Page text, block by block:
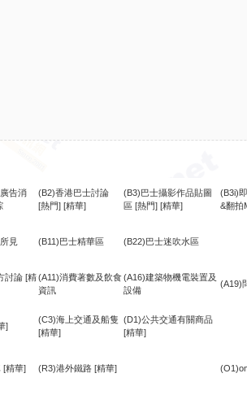
告消
(B2)香港巴士討論
[熱門] [精華]
(B3)巴士攝影作品貼圖
區 [熱門] [精華]
(B3i)
&翻拍
見 (B11)巴士精華區 (B22)巴士迷吹水區
討論 [精(A11)消費著數及飲食
資訊
(A16)建築物機電裝置及
設備
(A19)
]
(C3)海上交通及船隻
[精華]
(D1)公共交通有關商品
[精華]
[精華] (R3)港外鐵路 [精華]